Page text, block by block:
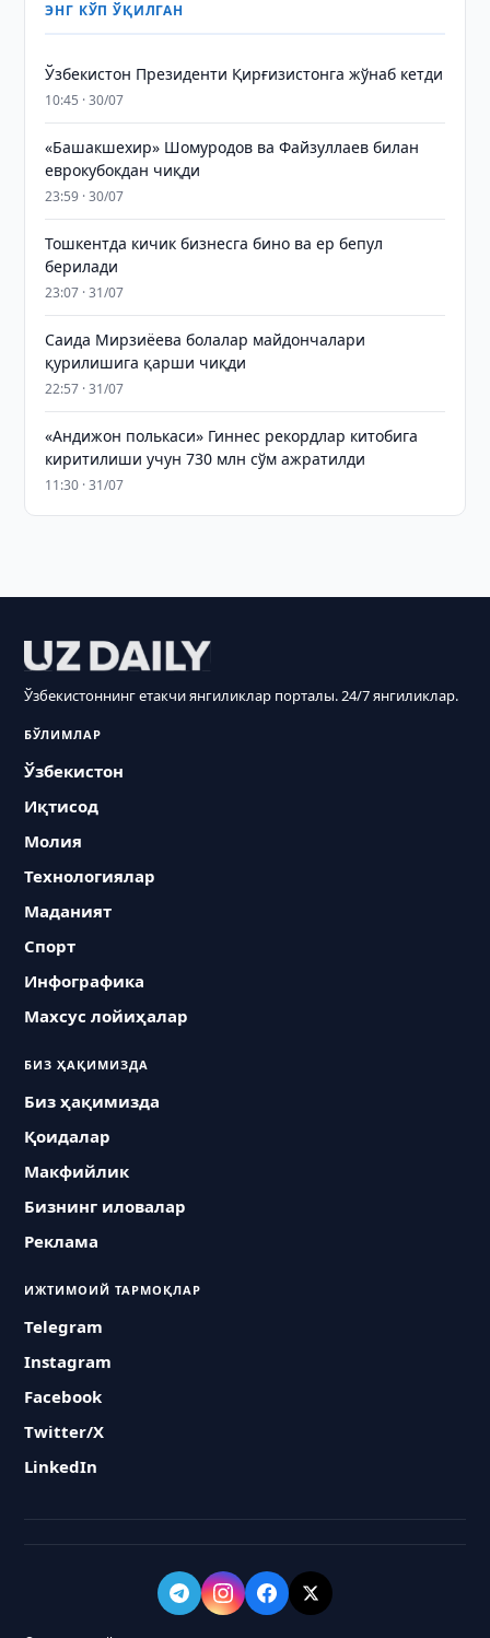
ЭНГ КЎП ЎҚИЛГАН
Ўзбекистон Президенти Қирғизистонга жўнаб кетди
10:45 · 30/07
«Башакшехир» Шомуродов ва Файзуллаев билан
еврокубокдан чиқди
23:59 · 30/07
Тошкентда кичик бизнесга бино ва ер бепул
берилади
23:07 · 31/07
Саида Мирзиёева болалар майдончалари
қурилишига қарши чиқди
22:57 · 31/07
«Андижон полькаси» Гиннес рекордлар китобига
киритилиши учун 730 млн сўм ажратилди
11:30 · 31/07
Ўзбекистоннинг етакчи янгиликлар порталы. 24/7 янгиликлар.
БЎЛИМЛАР
Ўзбекистон
Иқтисод
Молия
Технологиялар
Маданият
Спорт
Инфографика
Махсус лойиҳалар
БИЗ ҲАҚИМИЗДА
Биз ҳақимизда
Қоидалар
Макфийлик
Бизнинг иловалар
Реклама
ИЖТИМОИЙ ТАРМОҚЛАР
Telegram
Instagram
Facebook
Twitter/X
LinkedIn